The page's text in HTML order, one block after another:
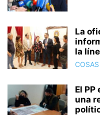
La
la
El
una